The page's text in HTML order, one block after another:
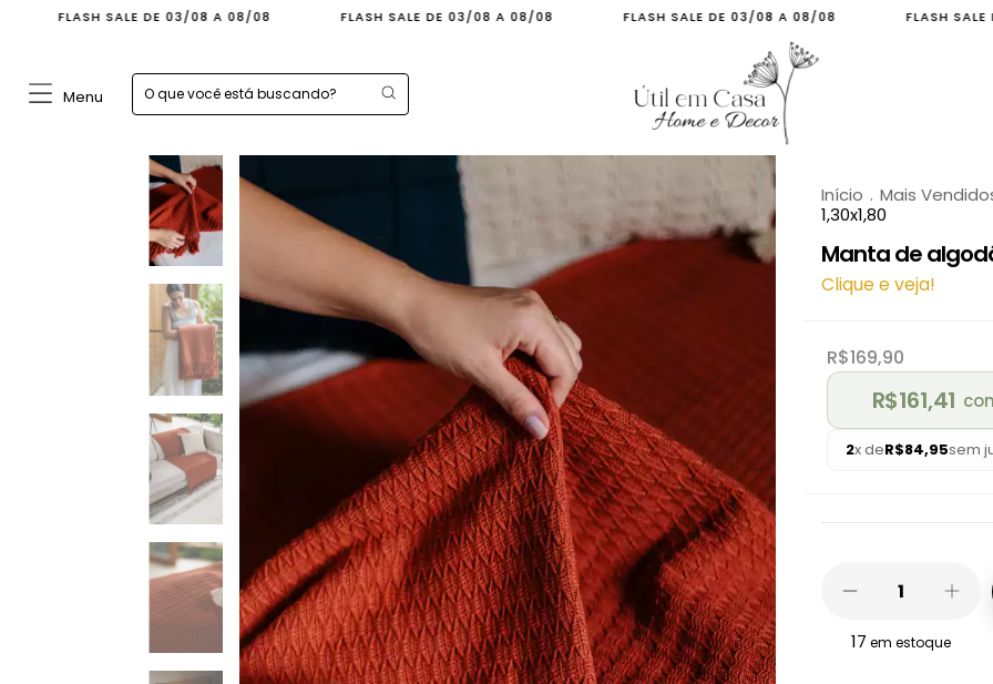
DE 03/08 A 08/08 FLASH SALE DE 03/08 A 08/08 FLASH SALE DE 03/08 A 08/08 FLASH SALE DE 03/08 A
Menu
Início . Mais
1,30x1,80
Manta de
Clique e veja!
R$169,90
R$161,41
2x deR$84,95sem
17 em estoque